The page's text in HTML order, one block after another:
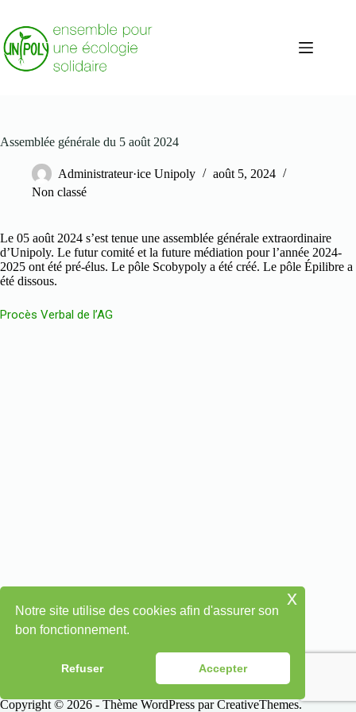
contenu
Assemblée générale du 5 août 2024
Administrateur·ice Unipoly
août 5, 2024
Non classé
Le 05 août 2024 s’est tenue une assemblée générale extraordinaire
d’Unipoly. Le futur comité et la future médiation pour l’année 2024-
2025 ont été pré-élus. Le pôle Scobypoly a été créé. Le pôle Épilibre a
été dissous.
Procès Verbal de l’AG
Copyright © 2026 - Thème WordPress parCreativeThemes.
Notre site utilise des cookies afin d'assurer son
bon fonctionnement.
Refuser Accepter
x